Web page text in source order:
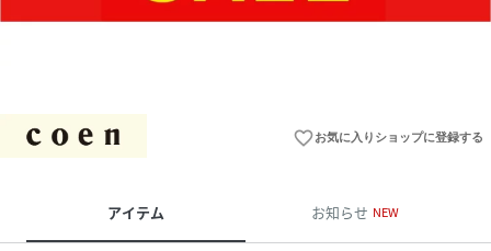
favorite_borderお気に入りショップに登録する
アイテム お知らせ NEW